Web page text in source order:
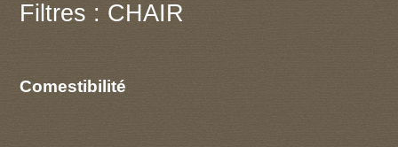
Filtres : CHAIR
Comestibilité